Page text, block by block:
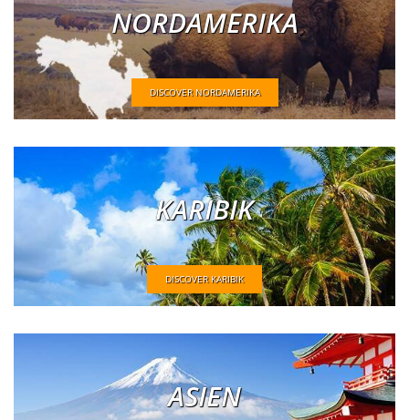
NORDAMERIKA
DISCOVER NORDAMERIKA
KARIBIK
DISCOVER KARIBIK
ASIEN